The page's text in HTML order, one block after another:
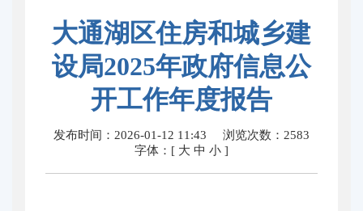
大通湖区住房和城乡建
设局2025年政府信息公
开工作年度报告
发布时间：2026-01-12 11:43 浏览次数： 2583
字体：[ 大 中 小 ]